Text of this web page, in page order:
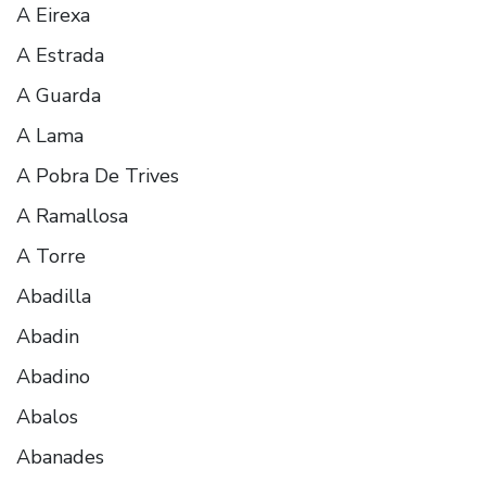
A Eirexa
A Estrada
A Guarda
A Lama
A Pobra De Trives
A Ramallosa
A Torre
Abadilla
Abadin
Abadino
Abalos
Abanades